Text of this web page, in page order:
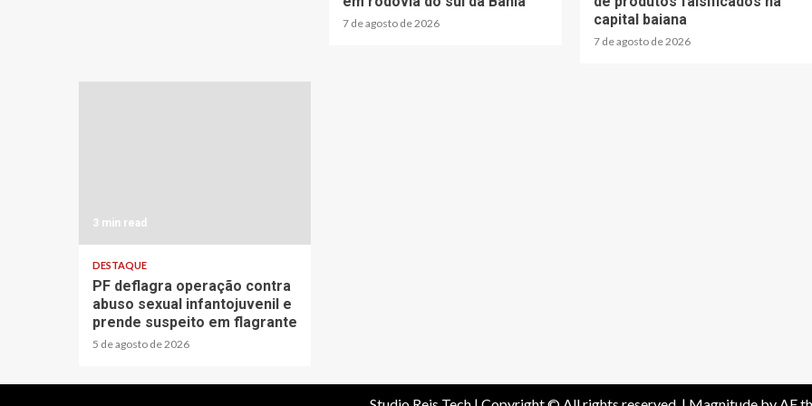
7 de agosto de 2026
capital baiana
7 de agosto de 2026
3 min read
DESTAQUE
PF deflagra operação contra
abuso sexual infantojuvenil e
prende suspeito em flagrante
5 de agosto de 2026